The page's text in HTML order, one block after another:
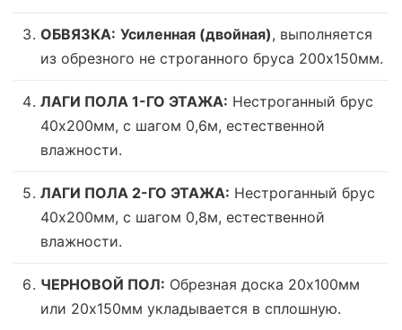
ОБВЯЗКА: Усиленная (двойная), выполняется
из обрезного не строганного бруса 200х150мм.
ЛАГИ ПОЛА 1-ГО ЭТАЖА: Нестроганный брус
40х200мм, с шагом 0,6м, естественной
влажности.
ЛАГИ ПОЛА 2-ГО ЭТАЖА: Нестроганный брус
40х200мм, с шагом 0,8м, естественной
влажности.
ЧЕРНОВОЙ ПОЛ: Обрезная доска 20х100мм
или 20х150мм укладывается в сплошную.